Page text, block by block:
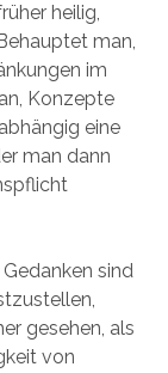
heilig,
man,
im
Konzepte
eine
man dann
sind
gesehen, als
von